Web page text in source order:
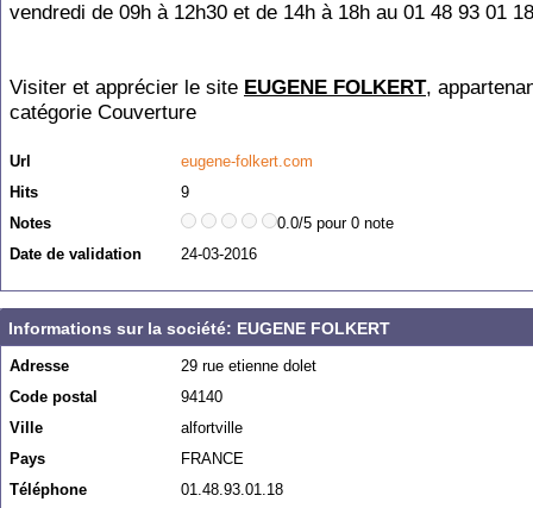
vendredi de 09h à 12h30 et de 14h à 18h au 01 48 93 01
Visiter et apprécier le site EUGENE FOLKERT,
catégorie Couverture
Url
eugene-folkert.com
Hits
9
Notes
0.0/5 pour 0 note
Date de validation
24-03-2016
Informations sur la société: EUGENE FOLKERT
Adresse
29 rue etienne dolet
Code postal
94140
Ville
alfortville
Pays
FRANCE
Téléphone
01.48.93.01.18